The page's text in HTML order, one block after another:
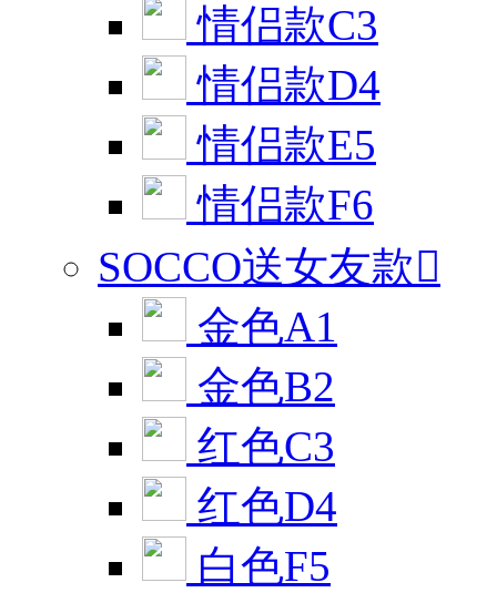
情侣款C3
情侣款D4
情侣款E5
情侣款F6
SOCCO送女友款
金色A1
金色B2
红色C3
红色D4
白色F5